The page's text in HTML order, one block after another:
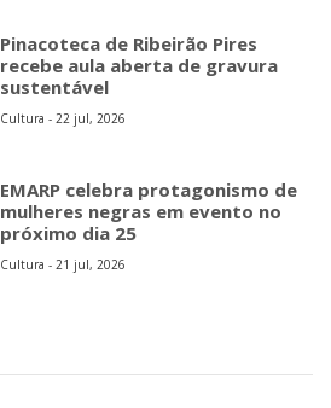
Pinacoteca de Ribeirão Pires
recebe aula aberta de gravura
sustentável
Cultura - 22 jul, 2026
EMARP celebra protagonismo de
mulheres negras em evento no
próximo dia 25
Cultura - 21 jul, 2026